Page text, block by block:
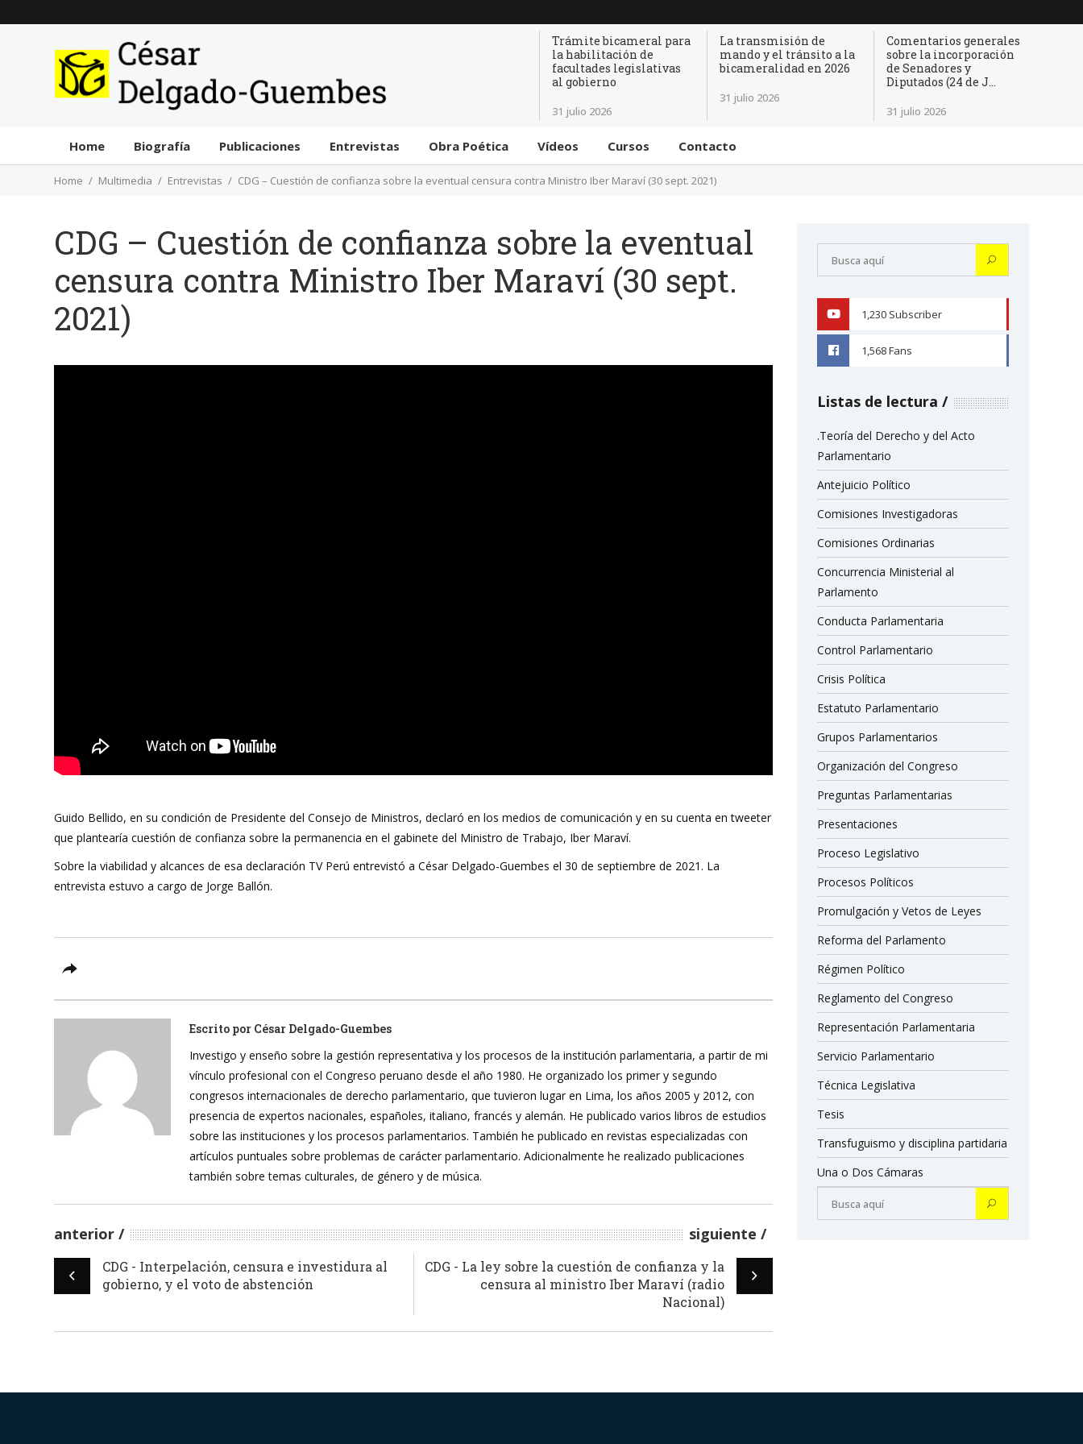
Trámite bicameral para
la habilitación de
facultades legislativas
al gobierno
31 julio 2026
La transmisión de
mando y el tránsito a la
bicameralidad en 2026
31 julio 2026
Comentarios generales
sobre la incorporación
de Senadores y
Diputados (24 de J...
31 julio 2026
Home Biografía Publicaciones Entrevistas Obra Poética Vídeos Cursos Contacto
Home Multimedia Entrevistas CDG – Cuestión de confianza sobre la eventual censura contra Ministro Iber Maraví (30 sept. 2021)
CDG – Cuestión de confianza sobre la eventual
censura contra Ministro Iber Maraví (30 sept.
2021)
Guido Bellido, en su condición de Presidente del Consejo de Ministros, declaró en los medios de comunicación y en su cuenta en tweeter
que plantearía cuestión de confianza sobre la permanencia en el gabinete del Ministro de Trabajo, Iber Maraví.
Sobre la viabilidad y alcances de esa declaración TV Perú entrevistó a César Delgado-Guembes el 30 de septiembre de 2021. La
entrevista estuvo a cargo de Jorge Ballón.
Escrito por César Delgado-Guembes
Investigo y enseño sobre la gestión representativa y los procesos de la institución parlamentaria, a partir de mi
vínculo profesional con el Congreso peruano desde el año 1980. He organizado los primer y segundo
congresos internacionales de derecho parlamentario, que tuvieron lugar en Lima, los años 2005 y 2012, con
presencia de expertos nacionales, españoles, italiano, francés y alemán. He publicado varios libros de estudios
sobre las instituciones y los procesos parlamentarios. También he publicado en revistas especializadas con
artículos puntuales sobre problemas de carácter parlamentario. Adicionalmente he realizado publicaciones
también sobre temas culturales, de género y de música.
anterior siguiente
CDG - Interpelación, censura e investidura al
gobierno, y el voto de abstención
CDG - La ley sobre la cuestión de confianza y la
censura al ministro Iber Maraví (radio
Nacional)
1,230 Subscriber
1,568Fans
Listas de lectura
.Teoría del Derecho y del Acto
Parlamentario
Antejuicio Político
Comisiones Investigadoras
Comisiones Ordinarias
Concurrencia Ministerial al
Parlamento
Conducta Parlamentaria
Control Parlamentario
Crisis Política
Estatuto Parlamentario
Grupos Parlamentarios
Organización del Congreso
Preguntas Parlamentarias
Presentaciones
Proceso Legislativo
Procesos Políticos
Promulgación y Vetos de Leyes
Reforma del Parlamento
Régimen Político
Reglamento del Congreso
Representación Parlamentaria
Servicio Parlamentario
Técnica Legislativa
Tesis
Transfuguismo y disciplina partidaria
Una o Dos Cámaras